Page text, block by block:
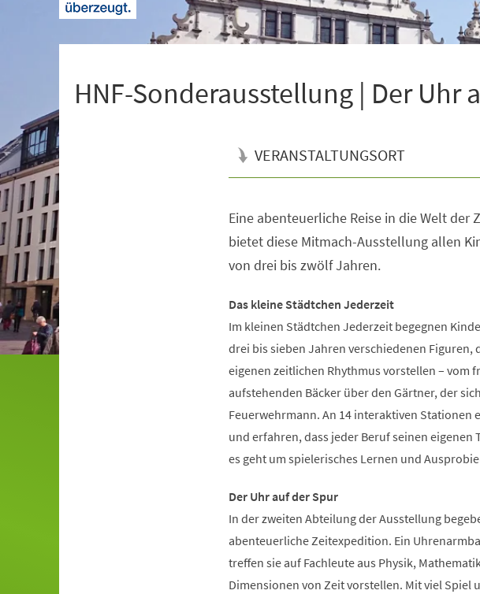
HNF-Sonderausstellung | Der Uhr
VERANSTALTUNGSORT
Eine abenteuerliche Reise in die Welt der
bietet diese Mitmach-Ausstellung allen
von drei bis zwölf Jahren.
Das kleine Städtchen Jederzeit
Im kleinen Städtchen Jederzeit begegnen
drei bis sieben Jahren verschiedenen Figuren,
eigenen zeitlichen Rhythmus vorstellen – vom
aufstehenden Bäcker über den Gärtner, der
Feuerwehrmann. An 14 interaktiven
und erfahren, dass jeder Beruf seinen
es geht um spielerisches Lernen und
Der Uhr auf der Spur
In der zweiten Abteilung der Ausstellung
abenteuerliche Zeitexpedition. Ein
treffen sie auf Fachleute aus Physik,
Dimensionen von Zeit vorstellen. Mit viel